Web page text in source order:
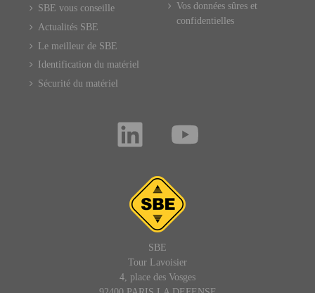
SBE vous conseille
Actualités SBE
Le meilleur de SBE
Identification du matériel
Sécurité du matériel
Vos données sûres et
confidentielles
SBE
Tour Lavoisier
4, place des Vosges